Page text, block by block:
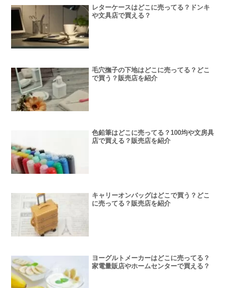
レターケースはどこに売ってる？ドンキ
や文具店で買える？
毛穴撫子の下地はどこに売ってる？どこ
で買う？販売店を紹介
色鉛筆はどこに売ってる？100均や文房具
店で買える？販売店を紹介
キャリーオンバッグはどこで買う？どこ
に売ってる？販売店を紹介
ヨーグルトメーカーはどこに売ってる？
家電量販店やホームセンターで買える？